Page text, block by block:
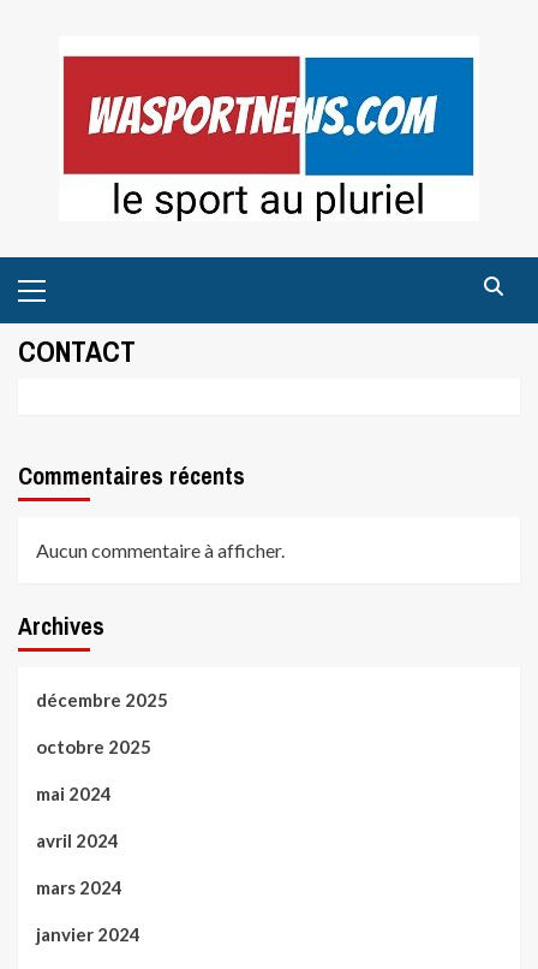
Menu
CONTACT
Commentaires récents
Aucun commentaire à afficher.
Archives
décembre 2025
octobre 2025
mai 2024
avril 2024
mars 2024
janvier 2024